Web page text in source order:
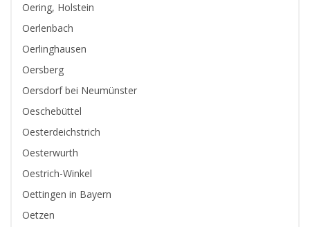
Oering, Holstein
Oerlenbach
Oerlinghausen
Oersberg
Oersdorf bei Neumünster
Oeschebüttel
Oesterdeichstrich
Oesterwurth
Oestrich-Winkel
Oettingen in Bayern
Oetzen